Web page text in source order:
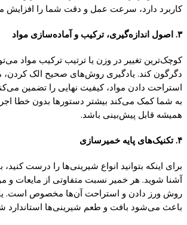
کاربرد دارد، سرعت عمل و دقت شما را افزایش
۳. اصول اندازه‌گیری، ترکیب و آماده‌سازی مواد
کوچک‌ترین تغییر در وزن یا ترتیب ترکیب مواد
دگرگون کند. یادگیری روش‌های صحیح الک
استراحت دادن مواد، کیفیت نهایی را تضمین
به شما کمک می‌کند بیشتر دستورها بدون خطا
همیشه قابل پیش‌بینی باشد.
۴. تکنیک‌های پایه خمیرسازی
برای اینکه بتوانید انواع شیرینی‌ها را درست کنید،
آشنا شوید. هر خمیر نسبت متفاوتی از مایعات و
روش ورز دادن و استراحت آن‌ها مخصوص است.
باعث می‌شود بافت و طعم شیرینی‌ها استاندارد